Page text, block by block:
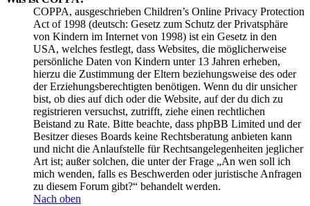
COPPA, ausgeschrieben Children’s Online Privacy Protection
Act of 1998 (deutsch: Gesetz zum Schutz der Privatsphäre
von Kindern im Internet von 1998) ist ein Gesetz in den
USA, welches festlegt, dass Websites, die möglicherweise
persönliche Daten von Kindern unter 13 Jahren erheben,
hierzu die Zustimmung der Eltern beziehungsweise des oder
der Erziehungsberechtigten benötigen. Wenn du dir unsicher
bist, ob dies auf dich oder die Website, auf der du dich zu
registrieren versuchst, zutrifft, ziehe einen rechtlichen
Beistand zu Rate. Bitte beachte, dass phpBB Limited und der
Besitzer dieses Boards keine Rechtsberatung anbieten kann
und nicht die Anlaufstelle für Rechtsangelegenheiten jeglicher
Art ist; außer solchen, die unter der Frage „An wen soll ich
mich wenden, falls es Beschwerden oder juristische Anfragen
zu diesem Forum gibt?“ behandelt werden.
Nach oben